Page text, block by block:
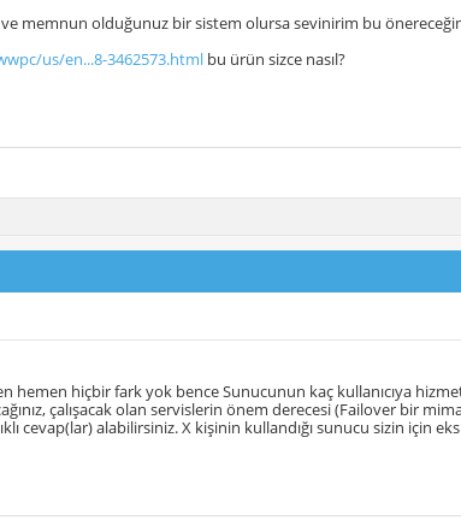
memnun olduğunuz bir sistem olursa sevinirim bu
us/en...8-3462573.html bu ürün sizce nasıl?
hemen hiçbir fark yok bence Sunucunun kaç kullanıcıya
çalışacak olan servislerin önem derecesi (Failover bir
cevap(lar) alabilirsiniz. X kişinin kullandığı sunucu sizin için